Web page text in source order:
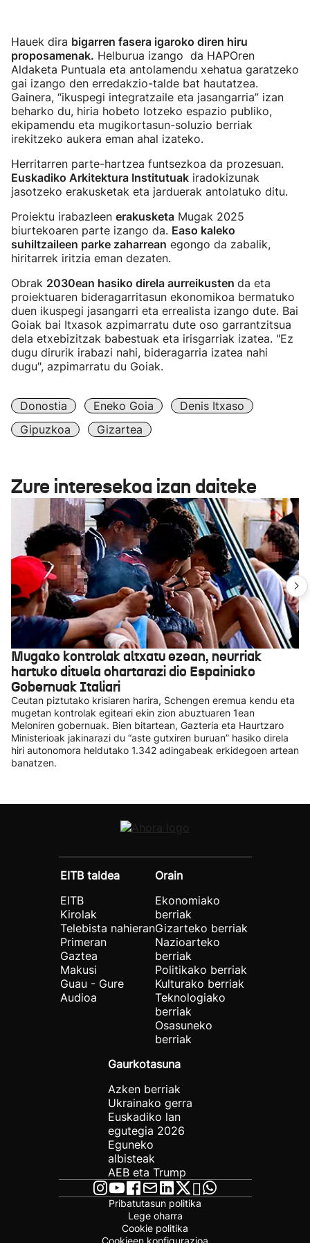
Hauek dira bigarren fasera igaroko diren hiru
proposamenak. Helburua izango da HAPOren
Aldaketa Puntuala eta antolamendu xehatua garatzeko
gai izango den erredakzio-talde bat hautatzea.
Gainera, “ikuspegi integratzaile eta jasangarria” izan
beharko du, hiria hobeto lotzeko espazio publiko,
ekipamendu eta mugikortasun-soluzio berriak
irekitzeko aukera eman ahal izateko.
Herritarren parte-hartzea funtsezkoa da prozesuan.
Euskadiko Arkitektura Institutuak iradokizunak
jasotzeko erakusketak eta jarduerak antolatuko ditu.
Proiektu irabazleen erakusketa Mugak 2025
biurtekoaren parte izango da. Easo kaleko
suhiltzaileen parke zaharrean egongo da zabalik,
hiritarrek iritzia eman dezaten.
Obrak 2030ean hasiko direla aurreikusten da eta
proiektuaren bideragarritasun ekonomikoa bermatuko
duen ikuspegi jasangarri eta errealista izango dute. Bai
Goiak bai Itxasok azpimarratu dute oso garrantzitsua
dela etxebizitzak babestuak eta irisgarriak izatea. "Ez
dugu dirurik irabazi nahi, bideragarria izatea nahi
dugu", azpimarratu du Goiak.
Donostia Eneko Goia
Denis Itxaso
Gipuzkoa
Gizartea
Zure interesekoa izan daiteke
Mugako kontrolak altxatu ezean, neurriak
hartuko dituela ohartarazi dio Espainiako
Gobernuak Italiari
Ceutan piztutako krisiaren harira, Schengen eremua kendu eta
mugetan kontrolak egiteari ekin zion abuztuaren 1ean
Meloniren gobernuak. Bien bitartean, Gazteria eta Haurtzaro
Ministerioak jakinarazi du “aste gutxiren buruan” hasiko direla
hiri autonomora heldutako 1.342 adingabeak erkidegoen artean
banatzen.
EITB taldea
EITB
Kirolak
Telebista nahieran
Primeran
Gaztea
Makusi
Guau - Gure
Audioa
Orain
Ekonomiako
berriak
Gizarteko berriak
Nazioarteko
berriak
Politikako berriak
Kulturako berriak
Teknologiako
berriak
Osasuneko
berriak
Gaurkotasuna
Azken berriak
Ukrainako gerra
Euskadiko lan
egutegia 2026
Eguneko
albisteak
AEB eta Trump
Pribatutasun politika
Lege oharra
Cookie politika
Cookieen konfigurazioa